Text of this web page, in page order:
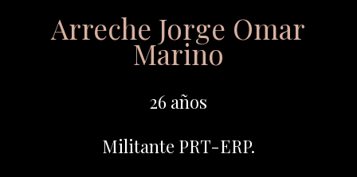
Arreche Jorge Omar
Marino
26 años
Militante PRT-ERP.